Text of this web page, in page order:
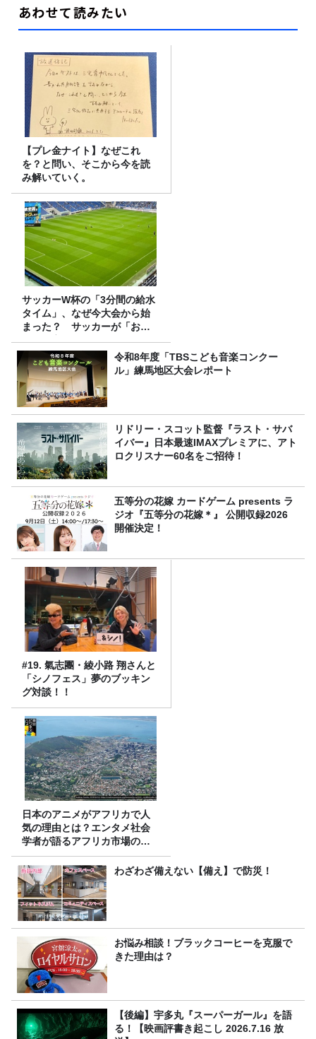
あわせて読みたい
【プレ金ナイト】なぜこれ
を？と問い、そこから今を読
み解いていく。
サッカーW杯の「3分間の給水
タイム」、なぜ今大会から始
まった？ サッカーが「お
金」に変わる仕組み
令和8年度「TBSこども音楽コンクー
ル」練馬地区大会レポート
リドリー・スコット監督『ラスト・サバ
イバー』日本最速IMAXプレミアに、アト
ロクリスナー60名をご招待！
五等分の花嫁 カードゲーム presents ラ
ジオ『五等分の花嫁＊』 公開収録2026
開催決定！
#19. 氣志團・綾小路 翔さんと
「シノフェス」夢のブッキン
グ対談！！
日本のアニメがアフリカで人
気の理由とは？エンタメ社会
学者が語るアフリカ市場のリ
アル
わざわざ備えない【備え】で防災！
お悩み相談！ブラックコーヒーを克服で
きた理由は？
【後編】宇多丸『スーパーガール』を語
る！【映画評書き起こし 2026.7.16 放